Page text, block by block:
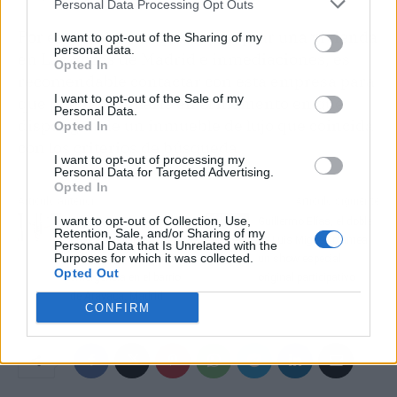
Personal Data Processing Opt Outs
I want to opt-out of the Sharing of my
personal data.
Opted In
I want to opt-out of the Sale of my
Personal Data.
Opted In
I want to opt-out of processing my
Personal Data for Targeted Advertising.
Opted In
I want to opt-out of Collection, Use,
Retention, Sale, and/or Sharing of my
Personal Data that Is Unrelated with the
Purposes for which it was collected.
Opted Out
CONFIRM
Por eso, si alguien quiere comprar una vivienda
en Las Rozas de Madrid e inmediaciones, es
que puedan llamarle en el momento en que
dispongan de un inmueble de lujo que coincida
Urgencias Cerrajeros
ofrece servicio 24 horas
del día para cualquier
emergencia en el barrio
de Aravaca, Madrid
de Luis Miguel, plantea